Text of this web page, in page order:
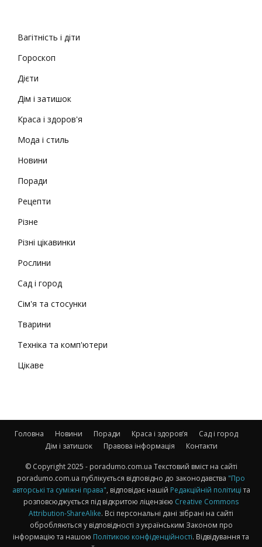
Вагітність і діти
Гороскоп
Дієти
Дім і затишок
Краса і здоров'я
Мода і стиль
Новини
Поради
Рецепти
Різне
Різні цікавинки
Рослини
Сад і город
Сім'я та стосунки
Тварини
Техніка та комп'ютери
Цікаве
Головна Новини Поради Краса і здоров’я
Сад і город
Дім і затишок
Правова інформація Контакти
© Copyright 2025 - poradumo.com.ua Текстовий вміст на сайті
poradumo.com.ua публікується відповідно до законодавства "Про
авторські та суміжні права", відповідає нашій Редакційній політиціта
розповсюджується під відкритою ліцензією Creative Commons
Attribution-ShareAlike. Всі персональні дані зібрані на сайті
обробляються у відповідності з українським Законом про
інформацію та нашою Політикою конфіденційності. Відвідування та